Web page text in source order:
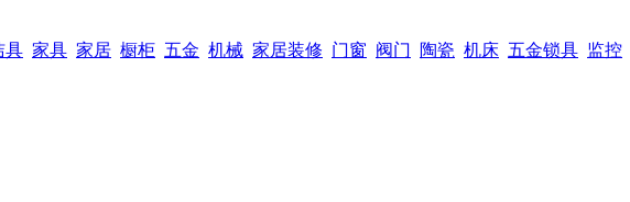
具 家具 家居 橱柜 五金 机械 家居装修 门窗 阀门 陶瓷 机床 五金锁具 监控